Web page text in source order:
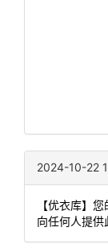
2024-10-22
【优衣库】
向任何人提供